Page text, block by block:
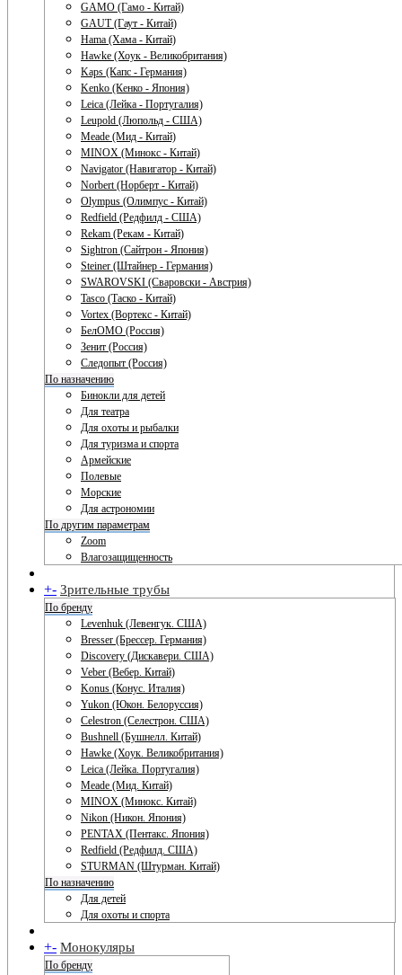
GAMO (Гамо - Китай)
GAUT (Гаут - Китай)
Hama (Хама - Китай)
Hawke (Хоук - Великобритания)
Kaps (Капс - Германия)
Kenko (Кенко - Япония)
Leica (Лейка - Португалия)
Leupold (Люпольд - США)
Meade (Мид - Китай)
MINOX (Минокс - Китай)
Navigator (Навигатор - Китай)
Norbert (Норберт - Китай)
Olympus (Олимпус - Китай)
Redfield (Редфилд - США)
Rekam (Рекам - Китай)
Sightron (Сайтрон - Япония)
Steiner (Штайнер - Германия)
SWAROVSKI (Сваровски - Австрия)
Tasco (Таско - Китай)
Vortex (Вортекс - Китай)
БелОМО (Россия)
Зенит (Россия)
Следопыт (Россия)
По назначению
Бинокли для детей
Для театра
Для охоты и рыбалки
Для туризма и спорта
Армейские
Полевые
Морские
Для астрономии
По другим параметрам
Zoom
Влагозащищенность
+- Зрительные трубы
По бренду
Levenhuk (Левенгук. США)
Bresser (Брессер. Германия)
Discovery (Дискавери. США)
Veber (Вебер. Китай)
Konus (Конус. Италия)
Yukon (Юкон. Белоруссия)
Celestron (Селестрон. США)
Bushnell (Бушнелл. Китай)
Hawke (Хоук. Великобритания)
Leica (Лейка. Португалия)
Meade (Мид. Китай)
MINOX (Минокс. Китай)
Nikon (Никон. Япония)
PENTAX (Пентакс. Япония)
Redfield (Редфилд. США)
STURMAN (Штурман. Китай)
По назначению
Для детей
Для охоты и спорта
+- Монокуляры
По бренду